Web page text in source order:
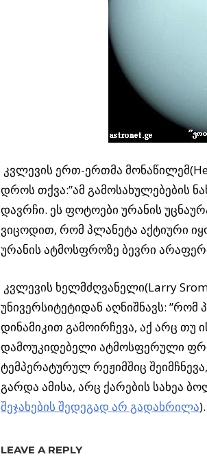
კვლევის ერთ-ერთმა
დროს თქვა:”ამ გამოსახულებების
დავრჩი. ეს ფოტოები ურანის
ვიცოდით, რომ პლანეტა აქტიური
ურანის ატმოსფროზე ბევრი
კვლევის ხელმძღვანელი(Larry
უნივერსიტეტიდან აღნიშნავს:
დინამიკით გამოირჩევა, აქ არც თუ
დამოუკიდებელი ატმოსფერული
ტემპერატურულ რეჟიმშიც
გარდა ამისა, არც ქარების სახეა
შეჯახების შედეგად არ გადახრილა).
ᲣᲠᲐᲜᲖᲔ
LEAVE A REPLY